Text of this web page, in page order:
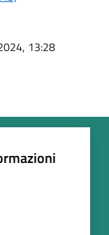
13:28